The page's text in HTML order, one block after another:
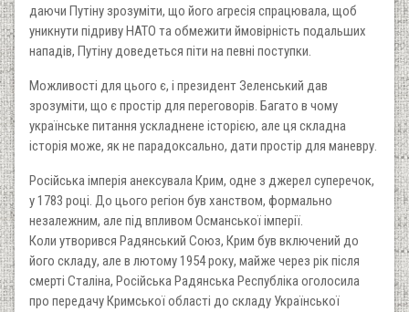
даючи Путіну зрозуміти, що його агресія спрацювала, щоб
уникнути підриву НАТО та обмежити ймовірність подальших
нападів, Путіну доведеться піти на певні поступки.
Можливості для цього є, і президент Зеленський дав
зрозуміти, що є простір для переговорів. Багато в чому
українське питання ускладнене історією, але ця складна
історія може, як не парадоксально, дати простір для маневру.
Російська імперія анексувала Крим, одне з джерел суперечок,
у 1783 році. До цього регіон був ханством, формально
незалежним, але під впливом Османської імперії.
Коли утворився Радянський Союз, Крим був включений до
його складу, але в лютому 1954 року, майже через рік після
смерті Сталіна, Російська Радянська Республіка оголосила
про передачу Кримської області до складу Української